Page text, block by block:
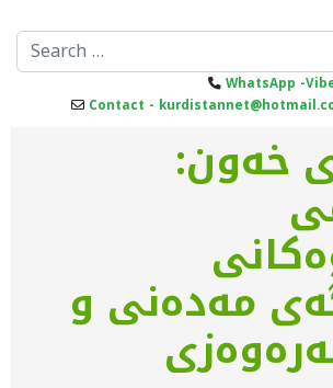
WhatsApp -
Contact -
خەون:
مەدەنی و